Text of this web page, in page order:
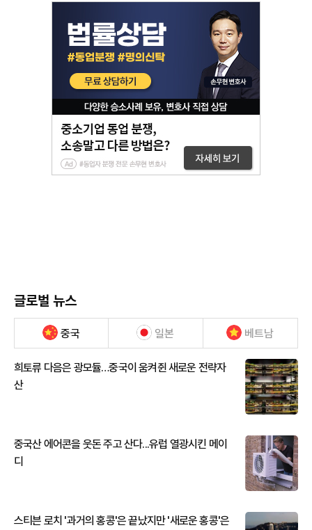
글로벌 뉴스
중국 일본 베트남
희토류 다음은 광모듈…중국이 움켜쥔 새로운 전략자
산
중국산 에어콘을 웃돈 주고 산다...유럽 열광시킨 메이
디
스티븐 로치 '과거의 홍콩'은 끝났지만 '새로운 홍콩'은